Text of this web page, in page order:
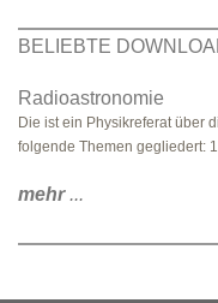
BELIEBTE
Radioastronomie
Die ist ein Physikreferat über
folgende Themen gegliedert:
mehr...